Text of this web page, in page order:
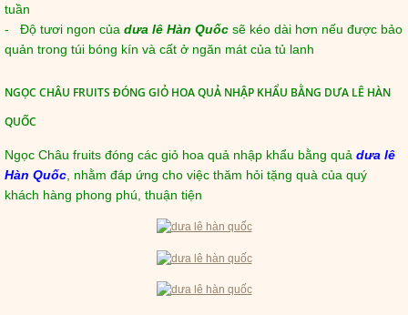
tuần
- Độ tươi ngon của dưa lê Hàn Quốc sẽ kéo dài hơn nếu được bảo
quản trong túi bóng kín và cất ở ngăn mát của tủ lanh
NGỌC CHÂU FRUITS ĐÓNG GIỎ HOA QUẢ NHẬP KHẨU BẰNG DƯA LÊ HÀN
QUỐC
Ngọc Châu fruits đóng các giỏ hoa quả nhập khẩu bằng quả dưa lê
Hàn Quốc , nhằm đáp ứng cho việc thăm hỏi tặng quà của quý
khách hàng phong phú, thuận tiện